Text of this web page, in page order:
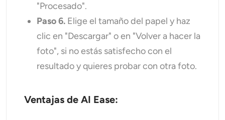
"Procesado".
Paso 6. Elige el tamaño del papel y haz
clic en "Descargar" o en "Volver a hacer la
foto", si no estás satisfecho con el
resultado y quieres probar con otra foto.
Ventajas de AI Ease: